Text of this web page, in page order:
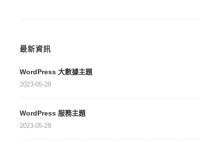
最新資訊
WordPress 大數據主題
2023-05-29
WordPress 服務主題
2023-05-28